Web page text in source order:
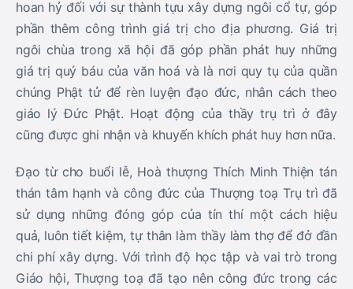
hoan hỷ đối với sự thành tựu xây dựng ngôi cổ tự, góp
phần thêm công trình giá trị cho địa phương. Giá trị
ngôi chùa trong xã hội đã góp phần phát huy những
giá trị quý báu của văn hoá và là nơi quy tụ của quần
chúng Phật tử để rèn luyện đạo đức, nhân cách theo
giáo lý Đức Phật. Hoạt động của thầy trụ trì ở đây
cũng được ghi nhận và khuyến khích phát huy hơn nữa.
Đạo từ cho buổi lễ, Hoà thượng Thích Minh Thiện tán
thán tâm hạnh và công đức của Thượng toạ Trụ trì đã
sử dụng những đóng góp của tín thí một cách hiệu
quả, luôn tiết kiệm, tự thân làm thầy làm thợ để đở đần
chi phí xây dựng. Với trình độ học tập và vai trò trong
Giáo hội, Thượng toạ đã tạo nên công đức trong các